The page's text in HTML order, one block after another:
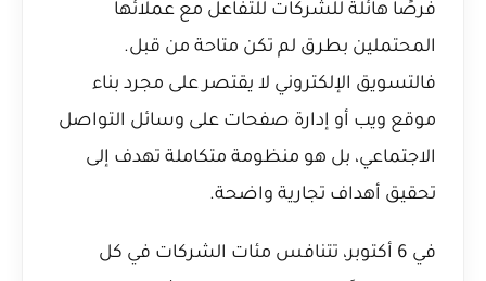
فرصًا هائلة للشركات للتفاعل مع عملائها
المحتملين بطرق لم تكن متاحة من قبل.
فالتسويق الإلكتروني لا يقتصر على مجرد بناء
موقع ويب أو إدارة صفحات على وسائل التواصل
الاجتماعي، بل هو منظومة متكاملة تهدف إلى
تحقيق أهداف تجارية واضحة.
في 6 أكتوبر، تتنافس مئات الشركات في كل